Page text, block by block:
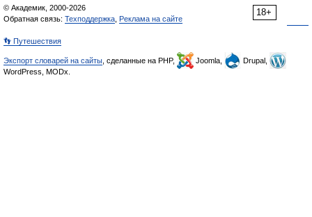
18+
© Академик, 2000-2026
Обратная связь: Техподдержка Реклама на сайте
👣 Путешествия
Экспорт словарей на сайты , сделанные на PHP, Joomla,
Drupal,
WordPress, MODx.